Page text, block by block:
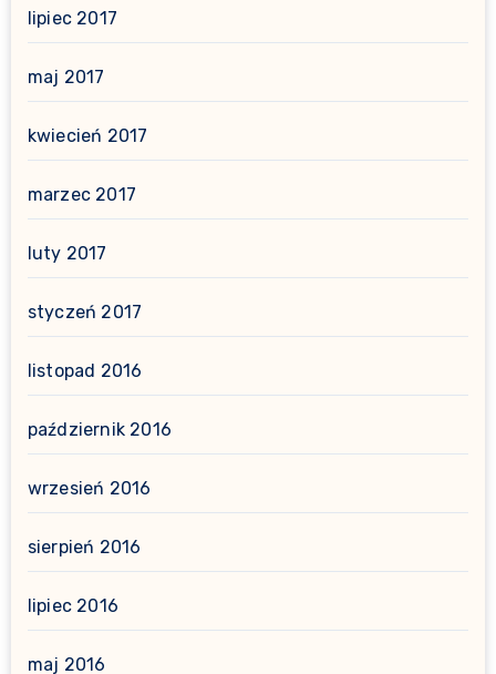
lipiec 2017
maj 2017
kwiecień 2017
marzec 2017
luty 2017
styczeń 2017
listopad 2016
październik 2016
wrzesień 2016
sierpień 2016
lipiec 2016
maj 2016